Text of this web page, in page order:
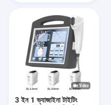
ডায়োড লেজার হেয়ার রিমুভাল মেশিন
ট্রিপল ওয়েভেলংথ লেজার হেয়ার রিমুভাল
আইপিএল হেয়ার রিমুভাল মেশিন
3 ইন 1 ভ্যাজাইনা টাইটিং